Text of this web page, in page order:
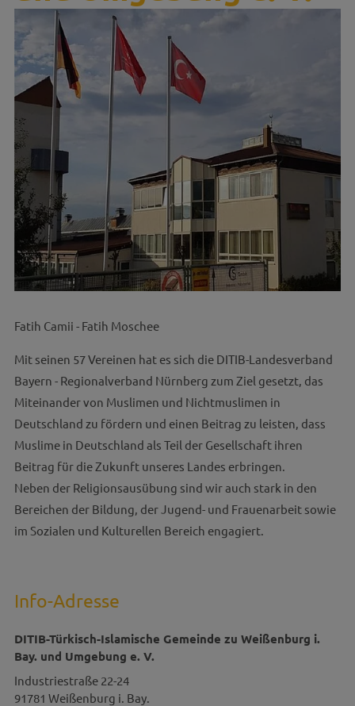
Fatih Camii - Fatih Moschee
Mit seinen 57 Vereinen hat es sich die DITIB-Landesverband
Bayern - Regionalverband Nürnberg zum Ziel gesetzt, das
Miteinander von Muslimen und Nichtmuslimen in
Deutschland zu fördern und einen Beitrag zu leisten, dass
Muslime in Deutschland als Teil der Gesellschaft ihren
Beitrag für die Zukunft unseres Landes erbringen.
Neben der Religionsausübung sind wir auch stark in den
Bereichen der Bildung, der Jugend- und Frauenarbeit sowie
im Sozialen und Kulturellen Bereich engagiert.
Info-Adresse
DITIB-Türkisch-Islamische Gemeinde zu Weißenburg i.
Bay. und Umgebung e. V.
Industriestraße 22-24
91781 Weißenburg i. Bay.